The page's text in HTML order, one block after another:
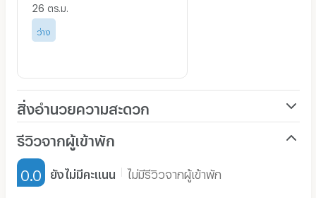
26 ตร.ม.
ว่าง
สิ่งอำนวยความสะดวก
เฟอร์นิเจอร์-ตู้, เตียง
เครื่องทำน้ำอุ่น
รีวิวจากผู้เข้าพัก
0.0 ยังไม่มีคะแนน ไม่มีรีวิวจากผู้เข้าพัก